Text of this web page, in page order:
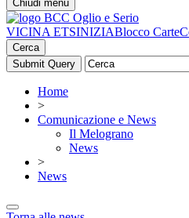
Chiudi menu
VICINA ETSINIZIABlocco Carte
Cerca
Home
>
Comunicazione e News
Il Melograno
News
>
News